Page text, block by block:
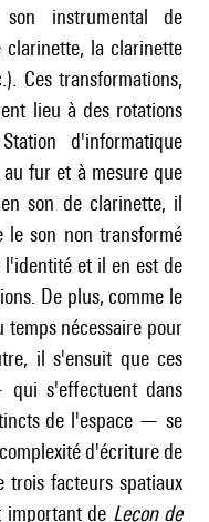
instrumental de
clarinette, la clarinette
Ces transformations,
lieu à des rotations
d'informatique
fur et à mesure que
son de clarinette, il
son non transformé
et il en est de
De plus, comme le
nécessaire pour
il s'ensuit que ces
qui s'effectuent dans
de l'espace — se
d'écriture de
trois facteurs spatiaux
important de Leçon de